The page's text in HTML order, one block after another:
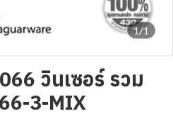
1/1
วินเซอร์ รวม
3-MIX